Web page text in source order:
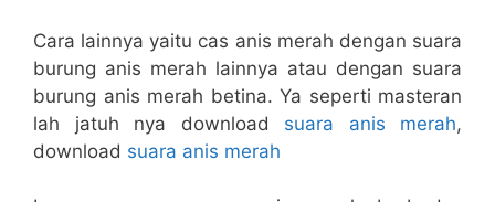
Cara lainnya yaitu cas anis merah dengan suara
burung anis merah lainnya atau dengan suara
burung anis merah betina. Ya seperti masteran
lah jatuh nya download suara anis merah,
download suara anis merah